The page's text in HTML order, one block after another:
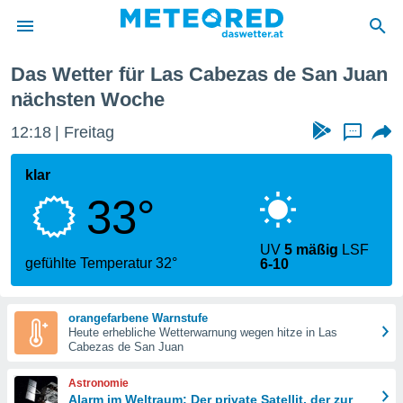
dass
von
diese
die
Das Wetter für Las Cabezas de San Juan
nächsten Woche
12:18 Freitag ...
klar
33°
gefühlte Temperatur 32°
UV5 mäßig LSF
6-10
orangefarbene Warnstufe
Heute erhebliche Wetterwarnung wegen hitze in Las
Cabezas de San Juan
Astronomie
Alarm im Weltraum: Der private Satellit, der zur